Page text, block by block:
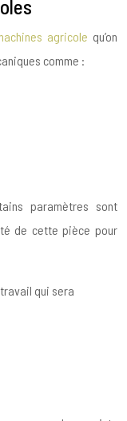
agricole qu’on
comme :
paramètres sont
de cette pièce pour
qui sera